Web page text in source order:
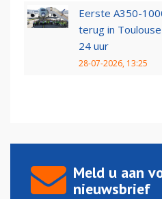
Eerste A350-
terug in
24 uur
28-07-2026, 13:25
Meld u aan
nieuwsbrief